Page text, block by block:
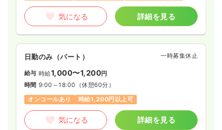
気になる 詳細を見る
日勤のみ（パート） 一時募集休止
給与 時給1,000〜1,200円
時間 9:00～18:00 （休憩60分）
オンコールあり
時給1,200円以上可
気になる 詳細を見る